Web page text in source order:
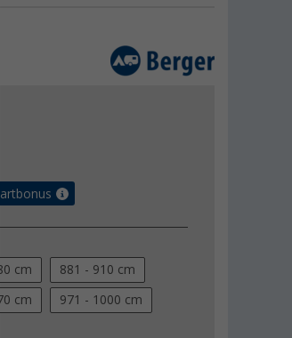
cm 881 - 910 cm
cm 971 - 1000 cm